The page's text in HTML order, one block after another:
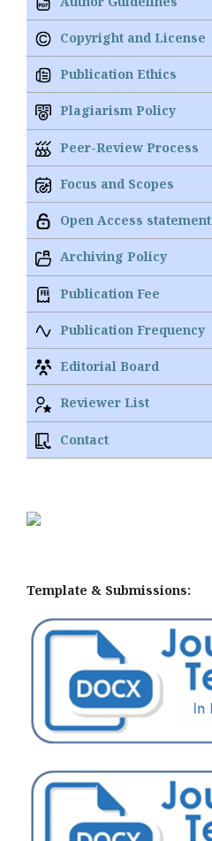
Copyright and License
Publication Ethics
Plagiarism Policy
Peer-Review Process
Focus and Scopes
Open Access statement
Archiving Policy
Publication Fee
Publication Frequency
Editorial Board
Reviewer List
Contact
Template & Submissions: